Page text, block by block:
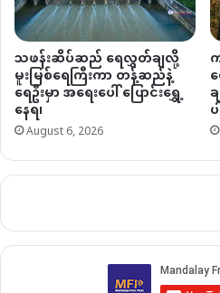
သဖန်းဆိပ်ဆည် ရေလွှတ်ချလို့
မူးမြစ်ရေကြီးကာ တန့်ဆည်နဲ့
ရေဦးမှာ အရေးပေါ် ပြောင်းရွှေ့
နေရ၊
August 6, 2026